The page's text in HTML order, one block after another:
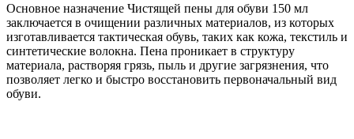
Основное назначение Чистящей пены для обуви 150 мл
заключается в очищении различных материалов, из которых
изготавливается тактическая обувь, таких как кожа, текстиль и
синтетические волокна. Пена проникает в структуру
материала, растворяя грязь, пыль и другие загрязнения, что
позволяет легко и быстро восстановить первоначальный вид
обуви.